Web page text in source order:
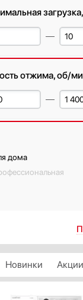
отжима, об/
дома
Новинки